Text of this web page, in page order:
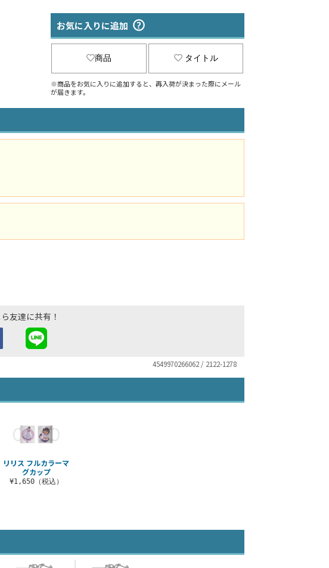
お気に入りに追加
商品 タイトル
※商品をお気に入りに追加すると、再入荷が決まった際にメール
が届きます。
友達に共有！
4549970266062 / 2122-1278
リリス フルカラーマ
グカップ
¥1,650（税込）